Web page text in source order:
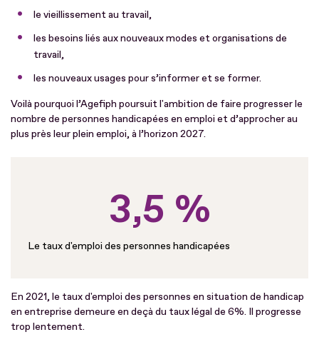
le vieillissement au travail,
les besoins liés aux nouveaux modes et organisations de
travail,
les nouveaux usages pour s’informer et se former.
Voilà pourquoi l’Agefiph poursuit l'ambition de faire progresser le
nombre de personnes handicapées en emploi et d’approcher au
plus près leur plein emploi, à l’horizon 2027.
3,5 %
Le taux d'emploi des personnes handicapées
En 2021, le taux d'emploi des personnes en situation de handicap
en entreprise demeure en deçà du taux légal de 6%. Il progresse
trop lentement.